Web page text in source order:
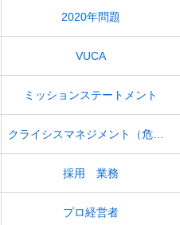
2020年問題
VUCA
ミッションステートメント
採用 業務
プロ経営者